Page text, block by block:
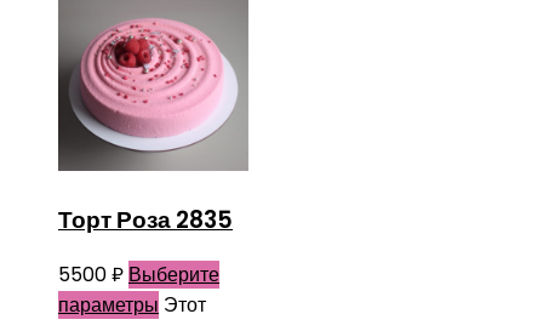
Торт Роза 2835
5500₽ Выберите
параметры Этот